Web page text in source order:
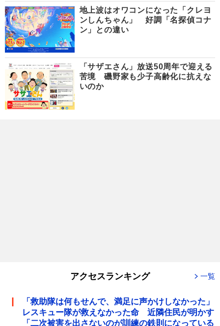
地上波はオワコンになった「クレヨ
ンしんちゃん」 好調「名探偵コナ
ン」との違い
「サザエさん」放送50周年で迎える
苦境 磯野家も少子高齢化に抗えな
いのか
アクセスランキング 一覧
「救助隊は何もせんで、満足に声かけしなかった」
レスキュー隊が救えなかった命 近隣住民が明かす
「二次被害を出さないのが訓練の鉄則になっている